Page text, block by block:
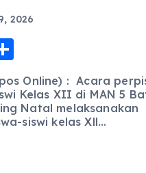
2026
h
a
re
Online) : Acara
Kelas XII di MAN 5
Natal melaksanakan
siswi kelas Xll…